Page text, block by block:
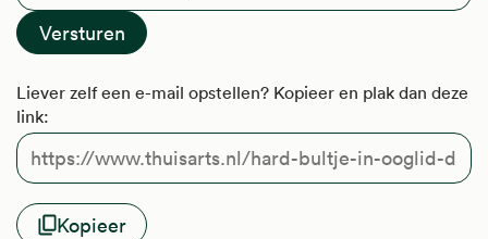
Liever zelf een e-mail opstellen? Kopieer en plak dan deze
link:
Kopieer